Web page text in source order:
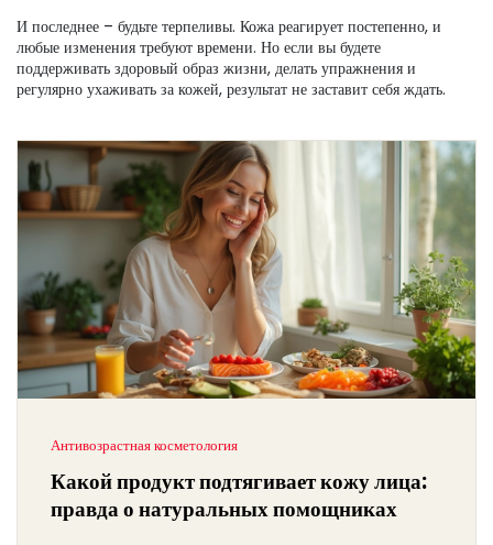
И последнее – будьте терпеливы. Кожа реагирует постепенно, и
любые изменения требуют времени. Но если вы будете
поддерживать здоровый образ жизни, делать упражнения и
регулярно ухаживать за кожей, результат не заставит себя ждать.
Антивозрастная косметология
Какой продукт подтягивает кожу лица:
правда о натуральных помощниках